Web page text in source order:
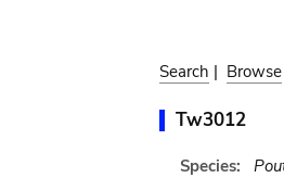
Search | Browse
Tw3012
Species: